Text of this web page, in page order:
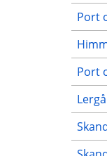
Port
Port